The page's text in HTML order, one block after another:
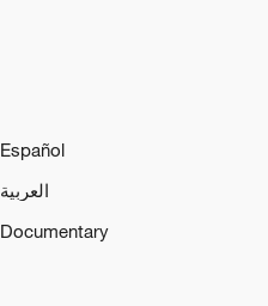
Español
العربية
Documentary